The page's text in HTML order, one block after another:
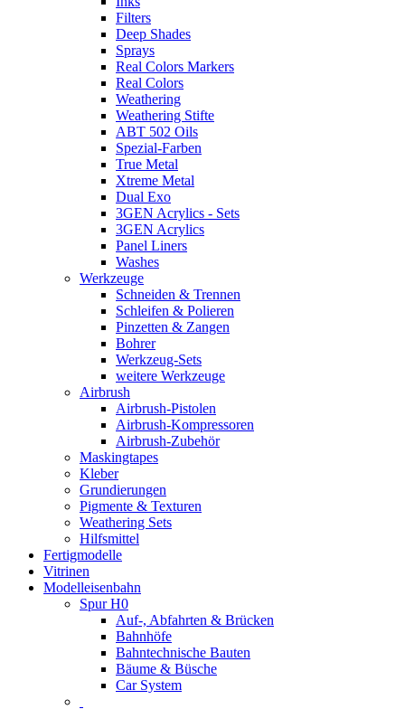
Filters
Deep Shades
Sprays
Real Colors Markers
Real Colors
Weathering
Weathering Stifte
ABT 502 Oils
Spezial-Farben
True Metal
Xtreme Metal
Dual Exo
3GEN Acrylics - Sets
3GEN Acrylics
Panel Liners
Washes
Werkzeuge
Schneiden & Trennen
Schleifen & Polieren
Pinzetten & Zangen
Bohrer
Werkzeug-Sets
weitere Werkzeuge
Airbrush
Airbrush-Pistolen
Airbrush-Kompressoren
Airbrush-Zubehör
Maskingtapes
Kleber
Grundierungen
Pigmente & Texturen
Weathering Sets
Hilfsmittel
Fertigmodelle
Vitrinen
Modelleisenbahn
Spur H0
Auf-, Abfahrten & Brücken
Bahnhöfe
Bahntechnische Bauten
Bäume & Büsche
Car System